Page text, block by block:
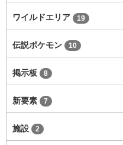
ワイルドエリア 19
伝説ポケモン 10
掲示板 8
新要素 7
施設 2